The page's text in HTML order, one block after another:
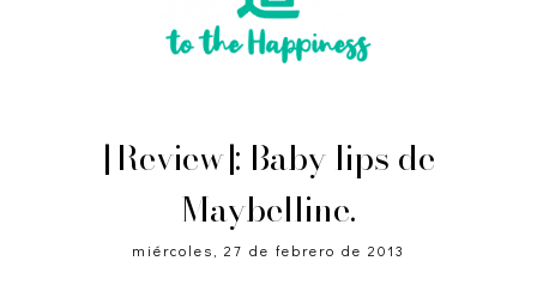
[Review]: Baby lips de
Maybelline.
miércoles, 27 de febrero de 2013